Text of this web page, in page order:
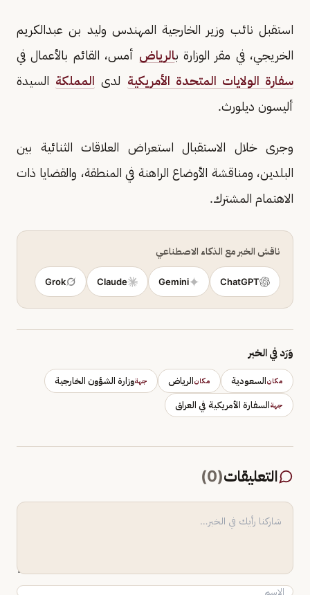
استقبل نائب وزير الخارجية المهندس وليد بن عبدالكريم
الخريجي، في مقر الوزارة بالرياض أمس، القائم بالأعمال في
سفارة الولايات المتحدة الأمريكية لدى المملكة السيدة
أليسون ديلورث.
وجرى خلال الاستقبال استعراض العلاقات الثنائية بين
البلدين، ومناقشة الأوضاع الراهنة في المنطقة، والقضايا ذات
الاهتمام المشترك.
ناقش الخبر مع الذكاء الاصطناعي
ChatGPT
Gemini
Claude
Grok
وَرَد في الخبر
مكانالسعودية مكانالرياض جهةوزارة الشؤون الخارجية
جهةالسفارة الأمريكية في العراق
التعليقات(
0
)